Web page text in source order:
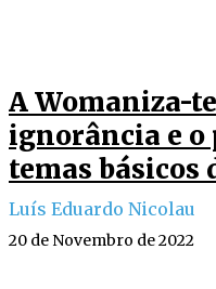
A Womaniza-
ignorância e o
temas básicos
Luís Eduardo Nicolau
20 de Novembro de 2022